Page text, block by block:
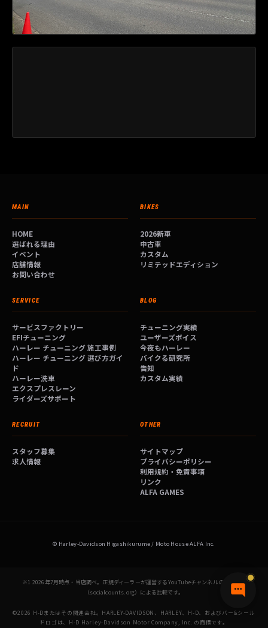
MAIN
HOME
選ばれる理由
イベント
店舗情報
お問い合わせ
BIKES
2026新車
中古車
カスタム
リミテッドエディション
SERVICE
サービスファクトリー
EFIチューニング
ハーレー チューニング 施工事例
ハーレー チューニング 選び方ガイ
ド
ハーレー洗車
エクスプレスレーン
ライダーズサポート
BLOG
チューニング実績
ユーザーズボイス
今夜もハーレー
バイクる研究所
告知
カスタム実績
RECRUIT
スタッフ募集
求人情報
OTHER
サイトマップ
プライバシーポリシー
利用規約・免責事項
リンク
ALFA GAMES
© Harley-Davidson Higashikurume / Moto House ALFA Inc.
※1 2026年7月時点・当店調べ。正規ディーラーが運営するYouTubeチャンネルの登録者数
（socialcounts.org）による比較です。
©2026 H-Dまたはその関連会社。HARLEY-DAVIDSON、HARLEY、H-D、およびバー&シール
ドロゴは、H-D Harley-Davidson Motor Company, Inc. の商標です。